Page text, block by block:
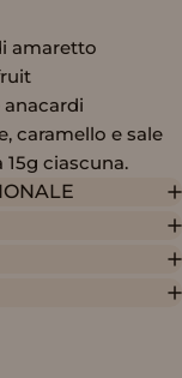
amaretto
anacardi
caramello e sale
ciascuna.